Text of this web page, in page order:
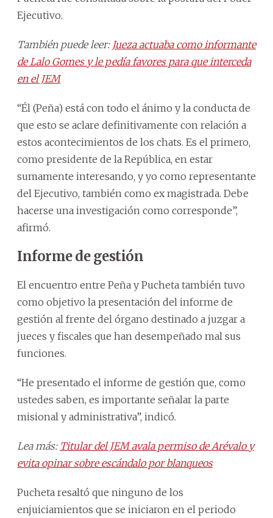
Ejecutivo.
También puede leer: Jueza actuaba como informante
de Lalo Gomes y le pedía favores para que interceda
en el JEM
“Él (Peña) está con todo el ánimo y la conducta de
que esto se aclare definitivamente con relación a
estos acontecimientos de los chats. Es el primero,
como presidente de la República, en estar
sumamente interesando, y yo como representante
del Ejecutivo, también como ex magistrada. Debe
hacerse una investigación como corresponde”,
afirmó.
Informe de gestión
El encuentro entre Peña y Pucheta también tuvo
como objetivo la presentación del informe de
gestión al frente del órgano destinado a juzgar a
jueces y fiscales que han desempeñado mal sus
funciones.
“He presentado el informe de gestión que, como
ustedes saben, es importante señalar la parte
misional y administrativa”, indicó.
Lea más: Titular del JEM avala permiso de Arévalo y
evita opinar sobre escándalo por blanqueos
Pucheta resaltó que ninguno de los
enjuiciamientos que se iniciaron en el periodo